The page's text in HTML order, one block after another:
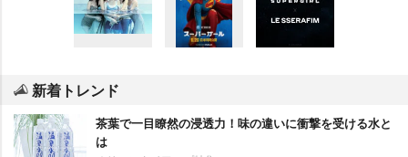
新着トレンド
茶葉で一目瞭然の浸透力！味の違いに衝撃を受ける水と
は